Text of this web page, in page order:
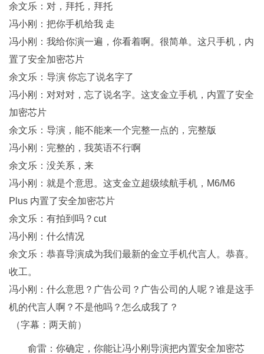
余文乐：对，拜托，拜托
冯小刚：把你手机给我 走
冯小刚：我给你演一遍，你看着啊。很简单。这只手机，内
置了安全加密芯片
余文乐：导演 你忘了说名字了
冯小刚：对对对，忘了说名字。这支金立手机，内置了安全
加密芯片
余文乐：导演，能不能来一个完整一点的，完整版
冯小刚：完整的，我英语不行啊
余文乐：没关系，来
冯小刚：就是个意思。这支金立超级续航手机，M6/M6
Plus 内置了安全加密芯片
余文乐：有拍到吗？cut
冯小刚：什么情况
余文乐：恭喜导演成为我们最新的金立手机代言人。恭喜。
收工。
冯小刚：什么意思？广告公司？广告公司的人呢？谁是这手
机的代言人啊？不是他吗？怎么成我了？
（字幕：两天前）
俞雷：你确定，你能让冯小刚导演把内置安全加密芯